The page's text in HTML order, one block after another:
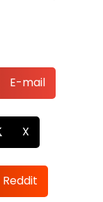
E-mail
X
Reddit